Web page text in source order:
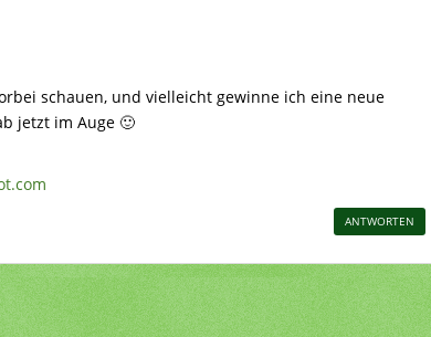
schauen, und vielleicht gewinne ich eine neue
jetzt im Auge 🙂
ANTWORTEN